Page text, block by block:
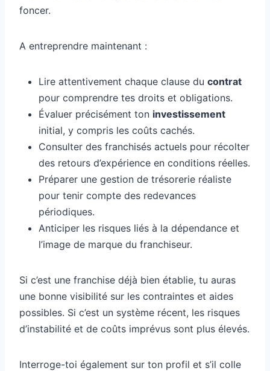
foncer.
A entreprendre maintenant :
Lire attentivement chaque clause du contrat
pour comprendre tes droits et obligations.
Évaluer précisément ton investissement
initial, y compris les coûts cachés.
Consulter des franchisés actuels pour récolter
des retours d’expérience en conditions réelles.
Préparer une gestion de trésorerie réaliste
pour tenir compte des redevances
périodiques.
Anticiper les risques liés à la dépendance et
l’image de marque du franchiseur.
Si c’est une franchise déjà bien établie, tu auras
une bonne visibilité sur les contraintes et aides
possibles. Si c’est un système récent, les risques
d’instabilité et de coûts imprévus sont plus élevés.
Interroge-toi également sur ton profil et s’il colle